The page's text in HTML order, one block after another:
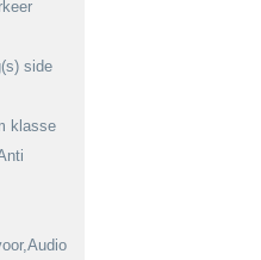
side
klasse